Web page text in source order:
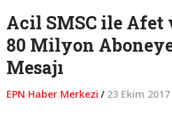
Acil SMSC ile Afet
80 Milyon
Mesajı
EPN Haber Merkezi / 23 Ekim 2017